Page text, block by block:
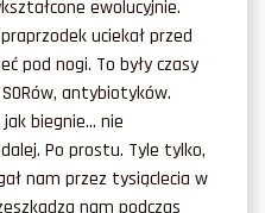
ewolucyjnie.
uciekał przed
pod nogi. To były czasy
antybiotyków.
biegnie… nie
Po prostu. Tyle tylko,
nam przez tysiąclecia w
nam podczas